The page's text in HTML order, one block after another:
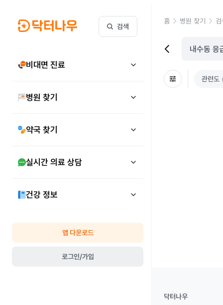
검색
비대면 진료
병원 찾기
약국 찾기
실시간 의료 상담
건강 정보
앱 다운로드
로그인/가입
홈 병원 찾기
관련도
닥터나우